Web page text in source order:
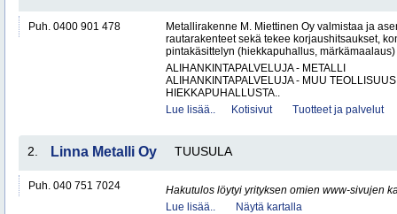
Puh. 0400 901 478
Metallirakenne M. Miettinen Oy valmistaa ja
rautarakenteet sekä tekee korjaushitsaukset,
pintakäsittelyn (hiekkapuhallus,
ALIHANKINTAPALVELUJA - METALLI
ALIHANKINTAPALVELUJA - MUU TEOLLISUUS
HIEKKAPUHALLUSTA..
Lue lisää..
Kotisivut Tuotteet ja palvelut
2. Linna Metalli Oy TUUSULA
Puh. 040 751 7024
Hakutulos löytyi yrityksen omien www-sivujen
Lue lisää..
Näytä kartalla